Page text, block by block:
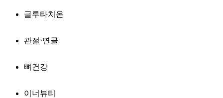
글루타치온
관절·연골
뼈건강
이너뷰티